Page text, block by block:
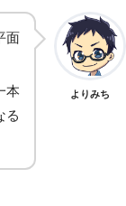
面
本
る
よりみち